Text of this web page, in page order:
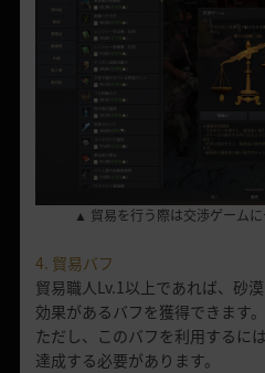
▲ 貿易を行う際は交渉ゲーム
4. 貿易バフ
貿易職人Lv.1以上であれば、砂
効果があるバフを獲得できます。
ただし、このバフを利用するに
達成する必要があります。